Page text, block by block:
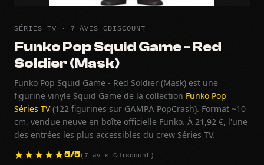
SÉRIES TV · 7 AVIS CDISCOUNT
Funko Pop Squid Game - Red
Soldier (Mask)
Funko Pop Squid Game - Red Soldier (Mask) est une
figurine vinyle Squid Game de la collection Funko Pop
Séries TV(122 figurines sur GAMPA PopCrash). Format ~10
cm, vendue neuve en boîte officielle Funko. À 21,92 €, l'une
des entrées les plus accessibles du crew Séries TV.
5/5(7 avis Cdiscount)